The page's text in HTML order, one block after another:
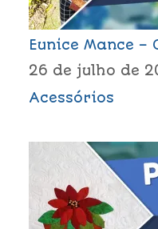
Eunice Mance –
26 de julho de
Acessórios